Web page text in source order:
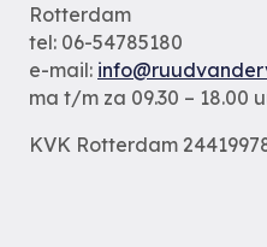
Rotterdam
tel: 06-54785180
e-mail:
ma t/m za 09.30 – 18.00
KVK Rotterdam